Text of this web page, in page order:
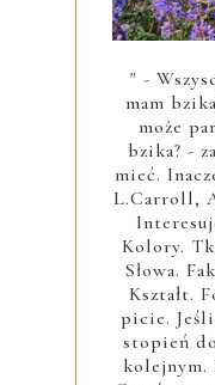
" -
mam
może
bzika? -
mieć.
L.Carroll,
Kolory.
Słowa.
Kształt.
picie.
stopień